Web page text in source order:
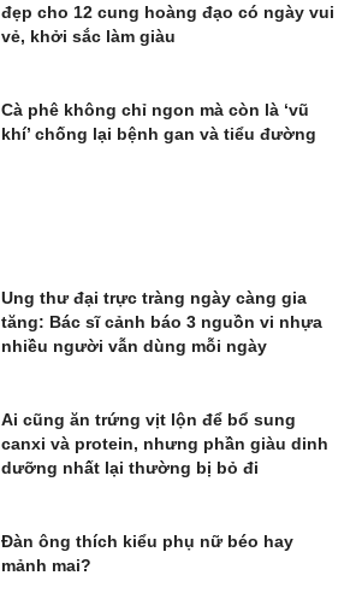
đẹp cho 12 cung hoàng đạo có ngày vui
vẻ, khởi sắc làm giàu
Cà phê không chỉ ngon mà còn là ‘vũ
khí’ chống lại bệnh gan và tiểu đường
Ung thư đại trực tràng ngày càng gia
tăng: Bác sĩ cảnh báo 3 nguồn vi nhựa
nhiều người vẫn dùng mỗi ngày
Ai cũng ăn trứng vịt lộn để bổ sung
canxi và protein, nhưng phần giàu dinh
dưỡng nhất lại thường bị bỏ đi
Đàn ông thích kiểu phụ nữ béo hay
mảnh mai?